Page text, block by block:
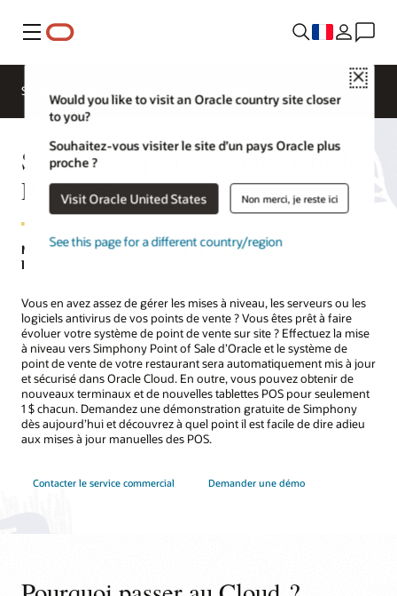
Menu
Close
Would you like to visit an Oracle country site closer
to you?
Souhaitez-vous visiter le site d’un pays Oracle plus
proche ?
Visit Oracle United States Non merci, je reste ici
See this page for a different country/region
Solutions pour les restaurants
Système de point de vente Oracle
RES 3700
Mise à niveau de votre système de point de vente RES 3700 pour
la dernière fois
Vous en avez assez de gérer les mises à niveau, les serveurs ou les
logiciels antivirus de vos points de vente ? Vous êtes prêt à faire
évoluer votre système de point de vente sur site ? Effectuez la mise
à niveau vers Simphony Point of Sale d’Oracle et le système de
point de vente de votre restaurant sera automatiquement mis à jour
et sécurisé dans Oracle Cloud. En outre, vous pouvez obtenir de
nouveaux terminaux et de nouvelles tablettes POS pour seulement
1 $ chacun. Demandez une démonstration gratuite de Simphony
dès aujourd’hui et découvrez à quel point il est facile de dire adieu
aux mises à jour manuelles des POS.
Contacter le service commercial Demander une démo